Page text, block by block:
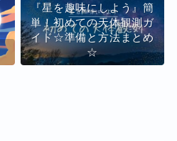
『星を趣味にしよう』簡
単！初めての天体観測ガ
イド☆準備と方法まとめ
☆